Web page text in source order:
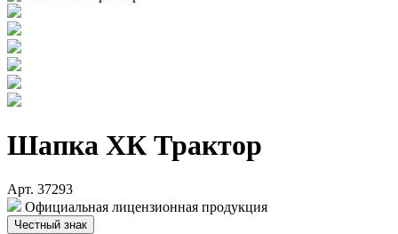
Шапка ХК Трактор
Арт. 37293
Официальная лицензионная продукция
Честный знак